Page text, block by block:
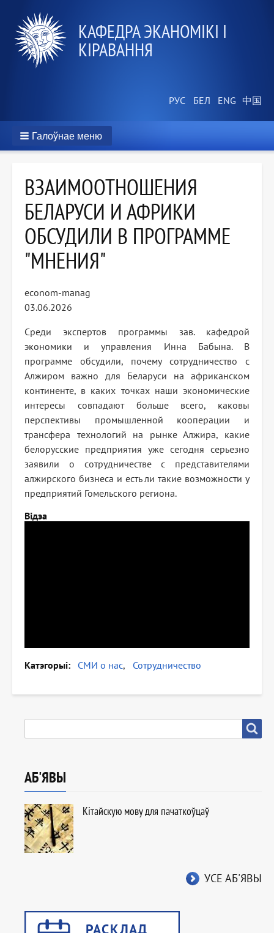
КАФЕДРА ЭКАНОМІКІ І
КІРАВАННЯ
Галоўнае меню
ВЗАИМООТНОШЕНИЯ
БЕЛАРУСИ И АФРИКИ
ОБСУДИЛИ В ПРОГРАММЕ
"МНЕНИЯ"
econom-manag
03.06.2026
Среди экспертов программы зав. кафедрой
экономики и управления Инна Бабына. В
программе обсудили, почему сотрудничество с
Алжиром важно для Беларуси на африканском
континенте, в каких точках наши экономические
интересы совпадают больше всего, каковы
перспективы промышленной кооперации и
трансфера технологий на рынке Алжира, какие
белорусские предприятия уже сегодня серьезно
заявили о сотрудничестве с представителями
алжирского бизнеса и есть ли такие возможности у
предприятий Гомельского региона.
Відэа
Катэгорыі СМИ о нас Сотрудничество
АБ'ЯВЫ
Кітайскую мову для пачаткоўцаў
УСЕ АБ'ЯВЫ